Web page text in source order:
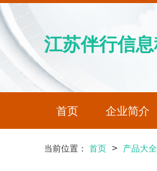
江苏伴行信
首页 企业简介
当前位置： 首页 > 产品大全